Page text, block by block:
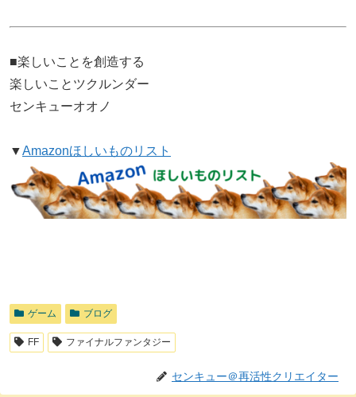
■楽しいことを創造する
楽しいことツクルンダー
センキューオオノ
▼Amazonほしいものリスト
ゲーム ブログ
FF ファイナルファンタジー
センキュー＠再活性クリエイター